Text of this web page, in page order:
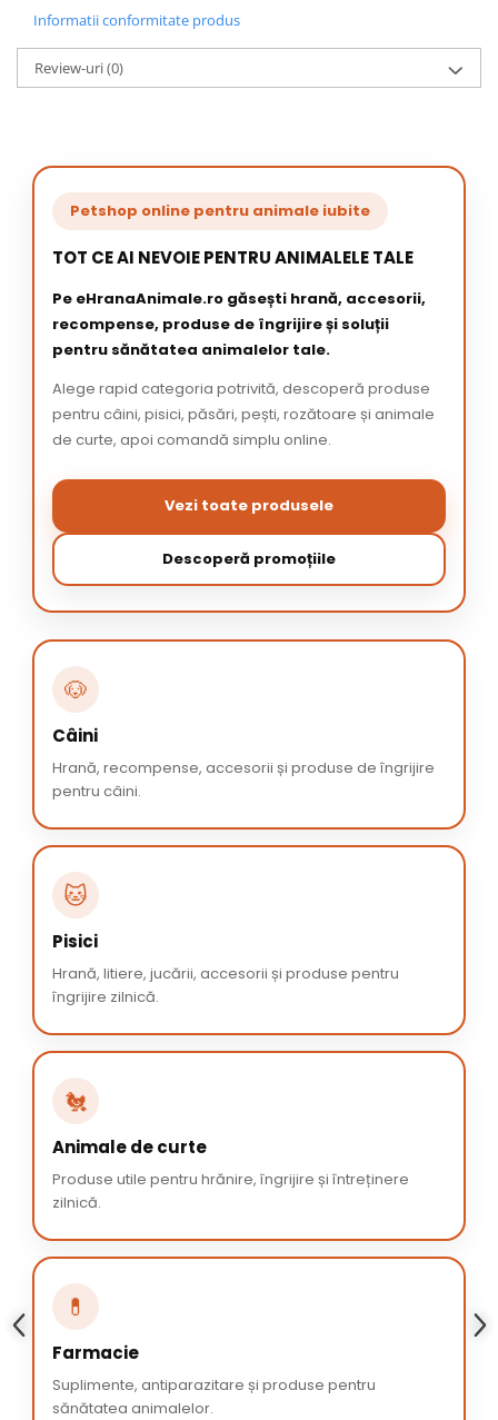
Informatii conformitate produs
Review-uri(0)
Petshop online pentru animale iubite
TOT CE AI NEVOIE PENTRU ANIMALELE TALE
Pe eHranaAnimale.ro găsești hrană, accesorii,
recompense, produse de îngrijire și soluții
pentru sănătatea animalelor tale.
Alege rapid categoria potrivită, descoperă produse
pentru câini, pisici, păsări, pești, rozătoare și animale
de curte, apoi comandă simplu online.
Vezi toate produsele
Descoperă promoțiile
🐶
Câini
Hrană, recompense, accesorii și produse de îngrijire
pentru câini.
🐱
Pisici
Hrană, litiere, jucării, accesorii și produse pentru
îngrijire zilnică.
🐔
Animale de curte
Produse utile pentru hrănire, îngrijire și întreținere
zilnică.
💊
Farmacie
Suplimente, antiparazitare și produse pentru
sănătatea animalelor.